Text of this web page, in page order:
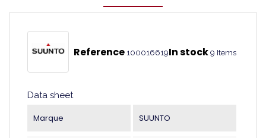
Reference 100016619In stock 9 Items
Data sheet
Marque SUUNTO